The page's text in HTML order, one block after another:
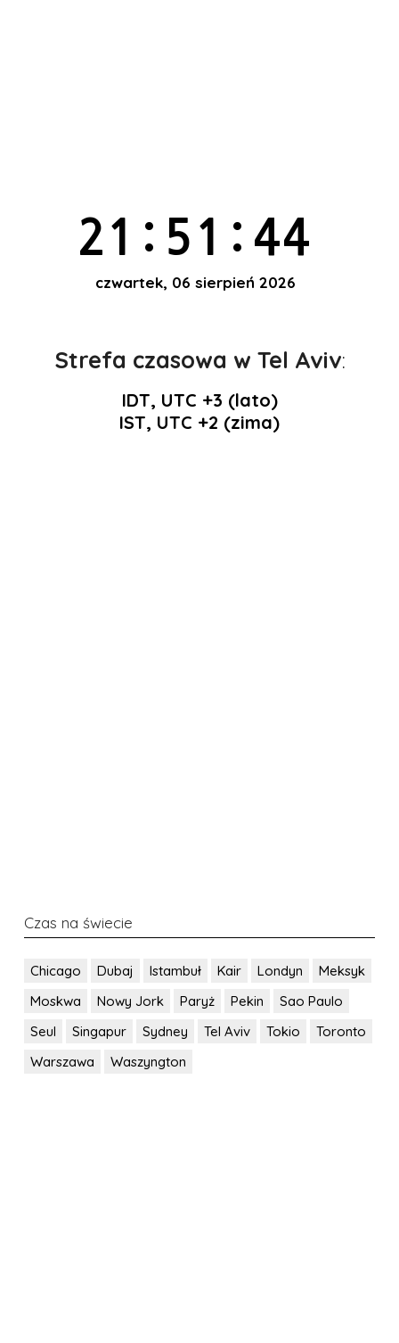
21:51:45
czwartek, 06 sierpień 2026
Strefa czasowa w Tel Aviv:
IDT, UTC +3 (lato)
IST, UTC +2 (zima)
Czas na świecie
Chicago Dubaj Istambuł Kair Londyn
Meksyk
Moskwa
Nowy Jork Paryż Pekin
Sao Paulo
Seul
Singapur Sydney Tel Aviv Tokio
Toronto
Warszawa
Waszyngton